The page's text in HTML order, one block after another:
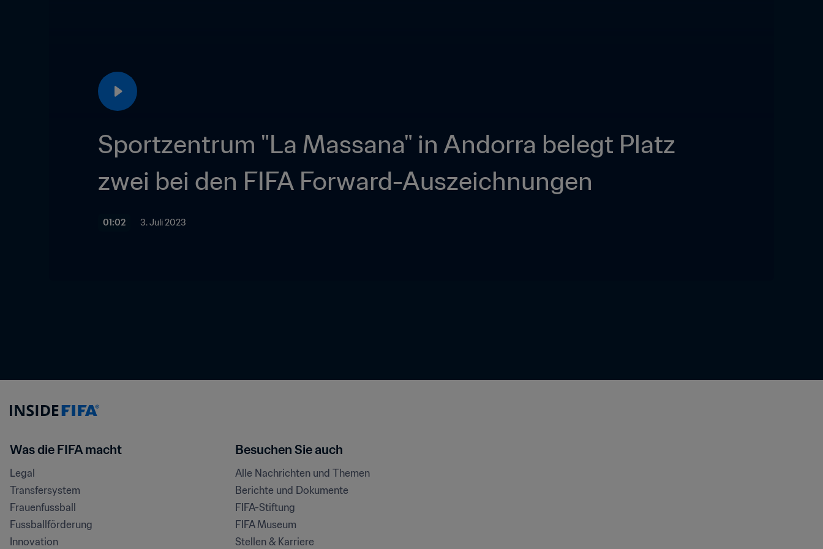
Sportzentrum "La Massana" in Andorra belegt Platz
zwei bei den FIFA Forward-Auszeichnungen
01:02 3. Juli 2023
Was die FIFA macht
Legal
Transfersystem
Frauenfussball
Fussballförderung
Innovation
Besuchen Sie auch
Alle Nachrichten und Themen
Berichte und Dokumente
FIFA-Stiftung
FIFA Museum
Stellen & Karriere